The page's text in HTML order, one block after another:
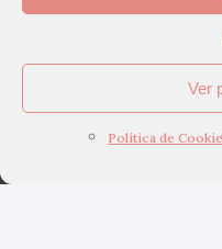
Ver
Política de